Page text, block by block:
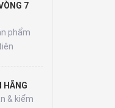
7
phẩm
HÃNG
& kiểm